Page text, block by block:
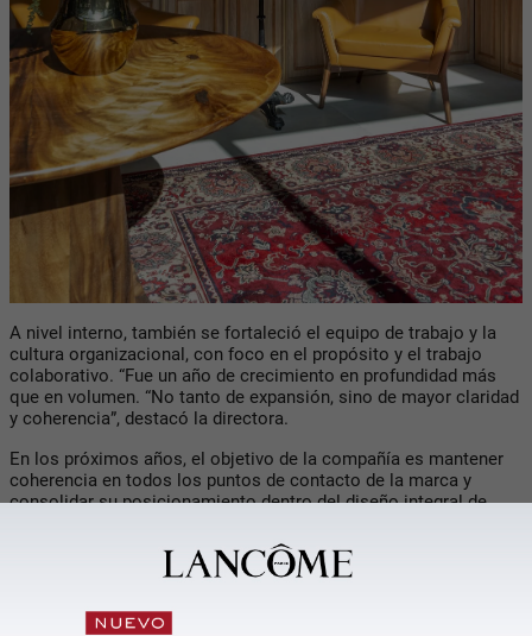
A nivel interno, también se fortaleció el equipo de trabajo y la
cultura organizacional, con foco en el propósito y el trabajo
colaborativo. “Fue un año de crecimiento en profundidad más
que en volumen. “No tanto de expansión, sino de mayor claridad
y coherencia”, destacó la directora.
En los próximos años, el objetivo de la compañía es mantener
coherencia en todos los puntos de contacto de la marca y
consolidar su posicionamiento dentro del diseño integral de
Compartir con tus amigos de